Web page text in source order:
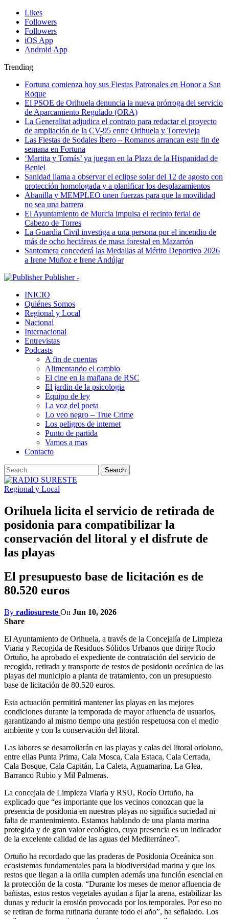
Likes
Followers
Followers
iOS App
Android App
Trending
Fortuna comienza hoy sus Fiestas Patronales en Honor a San
Roque
El PSOE de Orihuela denuncia la nueva prórroga del servicio
de Aparcamiento Regulado (ORA)
La Generalitat adjudica el contrato para redactar el proyecto
de ampliación de la CV-95 entre Orihuela y Torrevieja
Las Fiestas de Sodales Íbero – Romanos arrancan este fin de
semana en Fortuna
‘Martita y Tomás’ ya juegan en la Plaza de la Hispanidad de
Beniel
Sanidad llama a observar el eclipse solar del 12 de agosto con
protección homologada y a planificar los desplazamientos
Abanilla y MEMPLEO unen fuerzas para que la movilidad
no sea una barrera
El Ayuntamiento de Murcia impulsa el recinto ferial de
Cabezo de Torres
La Guardia Civil investiga a una persona por el incendio de
más de ocho hectáreas de masa forestal en Mazarrón
Santomera concederá las Medallas al Mérito Deportivo 2026
a Irene Muñoz e Irene Andújar
Publisher -
INICIO
Quiénes Somos
Regional y Local
Nacional
Internacional
Entrevistas
Podcasts
A fin de cuentas
Alimentando el cambio
El cine en la mañana de RSC
El jardin de la psicologia
Equipo de ley
La voz del poeta
Lo veo negro – True Crime
Los peligros de internet
Punto de partida
Vamos a mas
Contacto
Regional y Local
Orihuela licita el servicio de retirada de
posidonia para compatibilizar la
conservación del litoral y el disfrute de
las playas
El presupuesto base de licitación es de
80.520 euros
By radiosureste On Jun 10, 2026
Share
El Ayuntamiento de Orihuela, a través de la Concejalía de Limpieza
Viaria y Recogida de Residuos Sólidos Urbanos que dirige Rocío
Ortuño, ha aprobado el expediente de contratación del servicio de
recogida, retirada y transporte de restos de posidonia oceánica de las
playas del municipio a planta de tratamiento, con un presupuesto
base de licitación de 80.520 euros.
Esta actuación permitirá mantener las playas en las mejores
condiciones durante la temporada de mayor afluencia de usuarios,
garantizando al mismo tiempo una gestión respetuosa con el medio
ambiente y con la conservación del litoral.
Las labores se desarrollarán en las playas y calas del litoral oriolano,
entre ellas Punta Prima, Cala Mosca, Cala Estaca, Cala Cerrada,
Cala Bosque, Cala Capitán, La Caleta, Aguamarina, La Glea,
Barranco Rubio y Mil Palmeras.
La concejala de Limpieza Viaria y RSU, Rocío Ortuño, ha
explicado que “es importante que los vecinos conozcan que la
presencia de posidonia en nuestras playas no significa suciedad ni
falta de mantenimiento. Estamos hablando de una planta marina
protegida y de gran valor ecológico, cuya presencia es un indicador
de la excelente calidad de las aguas del Mediterráneo”.
Ortuño ha recordado que las praderas de Posidonia Oceánica son
ecosistemas fundamentales para la biodiversidad marina y que los
restos que llegan a la orilla cumplen además una función esencial en
la protección de la costa. “Durante los meses de menor afluencia de
bañistas, estos restos vegetales ayudan a fijar la arena, estabilizar las
dunas y reducir la erosión provocada por los temporales. Por eso no
se retiran de forma rutinaria durante todo el año”, ha señalado. Los